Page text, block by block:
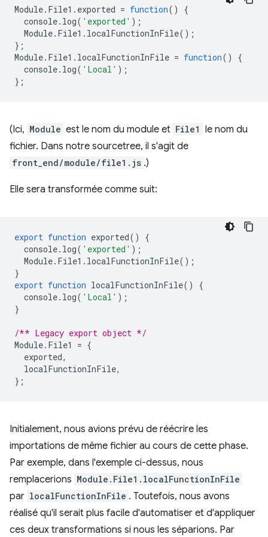
Module. File1 . exported = function()
{
console. log( 'exported' );
Module. File1 . localFunctionInFile();
};
Module. File1 . localFunctionInFile = function()
{
console. log( 'Local' );
};
(Ici, Module est le nom du module et File1 le nom du
fichier. Dans notre sourcetree, il s'agit de
front_end/module/file1.js .)
Elle sera transformée comme suit:
export function exported()
{
console. log( 'exported' );
Module. File1 . localFunctionInFile();
}
export function localFunctionInFile()
{
console. log( 'Local' );
}
/** Legacy export object */
Module. File1 = {
exported,
localFunctionInFile,
};
Initialement, nous avions prévu de réécrire les
importations de même fichier au cours de cette phase.
Par exemple, dans l'exemple ci-dessus, nous
remplacerions Module.File1.localFunctionInFile
par localFunctionInFile . Toutefois, nous avons
réalisé qu'il serait plus facile d'automatiser et d'appliquer
ces deux transformations si nous les séparions. Par